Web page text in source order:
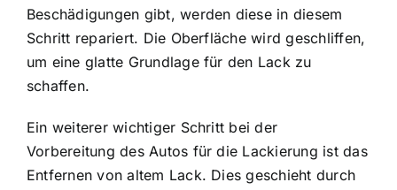
Beschädigungen gibt, werden diese in diesem
Schritt repariert. Die Oberfläche wird geschliffen,
um eine glatte Grundlage für den Lack zu
schaffen.
Ein weiterer wichtiger Schritt bei der
Vorbereitung des Autos für die Lackierung ist das
Entfernen von altem Lack. Dies geschieht durch